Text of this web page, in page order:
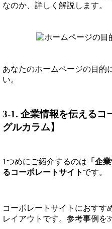
なのか、詳しく解説します。
あなたのホームページの目的
い。
3-1. 企業情報を伝える
グルカラム】
1つめにご紹介するのは 「企
るコーポレートサイト です。
コーポレートサイトにおすす
レイアウトです。参考事例を3